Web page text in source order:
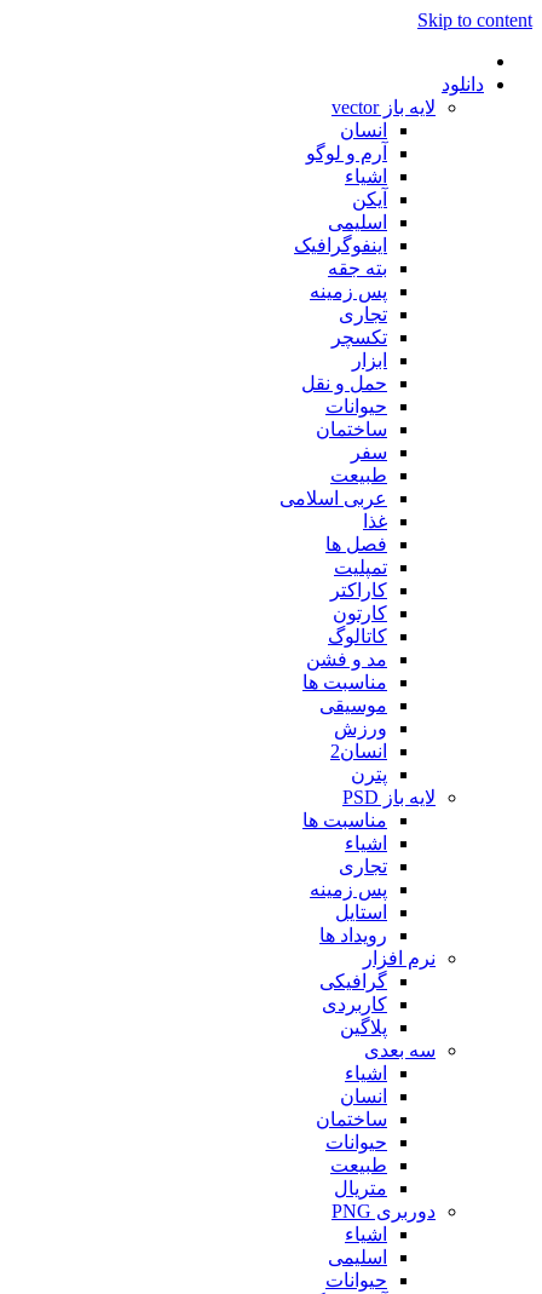
Skip to content
دانلود
لایه باز vector
انسان
آرم و لوگو
اشیاء
آیکن
اسلیمی
اینفوگرافیک
بته جقه
پس زمینه
تجاری
تکسچر
ابزار
حمل و نقل
حیوانات
ساختمان
سفر
طبیعت
عربی اسلامی
غذا
فصل ها
تمپلیت
کاراکتر
کارتون
کاتالوگ
مد و فشن
مناسبت ها
موسیقی
ورزش
انسان2
پترن
لایه باز PSD
مناسبت ها
اشیاء
تجاری
پس زمینه
استایل
رویداد ها
نرم افزار
گرافیکی
کاربردی
پلاگین
سه بعدی
اشیاء
انسان
ساختمان
حیوانات
طبیعت
متریال
دوربری PNG
اشیاء
اسلیمی
حیوانات